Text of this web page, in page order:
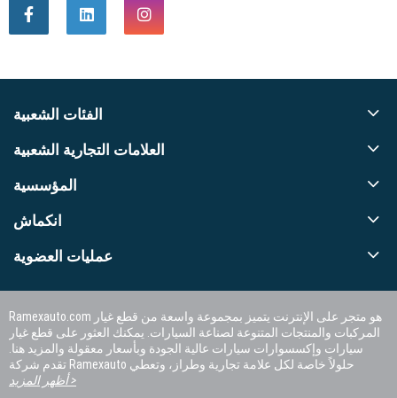
الفئات الشعبية
العلامات التجارية الشعبية
المؤسسية
انكماش
عمليات العضوية
Ramexauto.com هو متجر على الإنترنت يتميز بمجموعة واسعة من قطع غيار
المركبات والمنتجات المتنوعة لصناعة السيارات. يمكنك العثور على قطع غيار
سيارات وإكسسوارات سيارات عالية الجودة وبأسعار معقولة والمزيد هنا.
تقدم شركة Ramexauto حلولاً خاصة لكل علامة تجارية وطراز، وتعطي
أظهر المزيد >